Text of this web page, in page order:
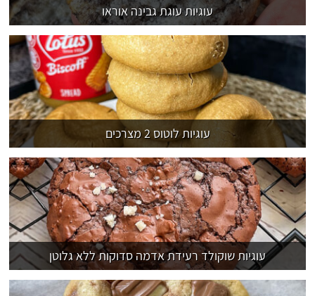
עוגיות עוגת גבינה אוראו
עוגיות לוטוס 2 מצרכים
עוגיות שוקולד רעידת אדמה סדוקות ללא גלוטן